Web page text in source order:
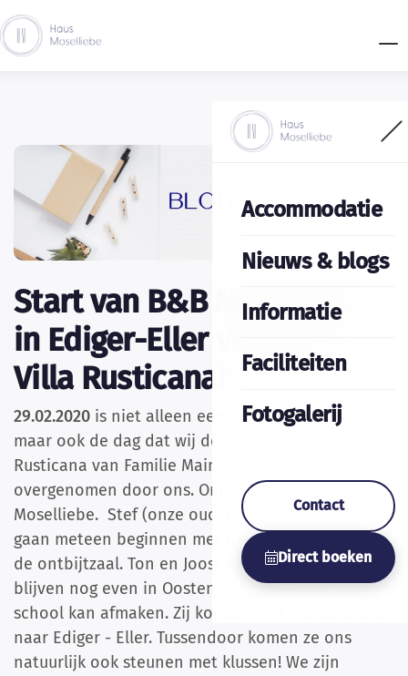
Accommodatie
Nieuws & blogs
Informatie
Faciliteiten
Fotogalerij
Contact
Direct boeken
Start van B&B Moselliebe
in Ediger-Eller vorheen
Villa Rusticana!
29.02.2020 is niet alleen een bijzondere datum
maar ook de dag dat wij de sleutel krijgen. Villa
Rusticana van Familie Mainzer wordt
overgenomen door ons. Omgedoopt tot B&B Haus
Moselliebe. Stef (onze oudste zoon) en Ik (Nynke)
gaan meteen beginnen met het opknappen van
de ontbijtzaal. Ton en Joost (onze jongste zoon)
blijven nog even in Oostenrijk zodat Joost zijn
school kan afmaken. Zij komen eind mei definitief
naar Ediger - Eller. Tussendoor komen ze ons
natuurlijk ook steunen met klussen! We zijn